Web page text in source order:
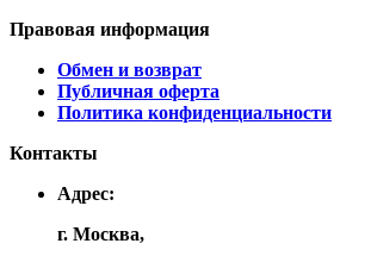
Правовая информация
Обмен и возврат
Публичная оферта
Политика конфиденциальности
Контакты
Адрес:
г. Москва,